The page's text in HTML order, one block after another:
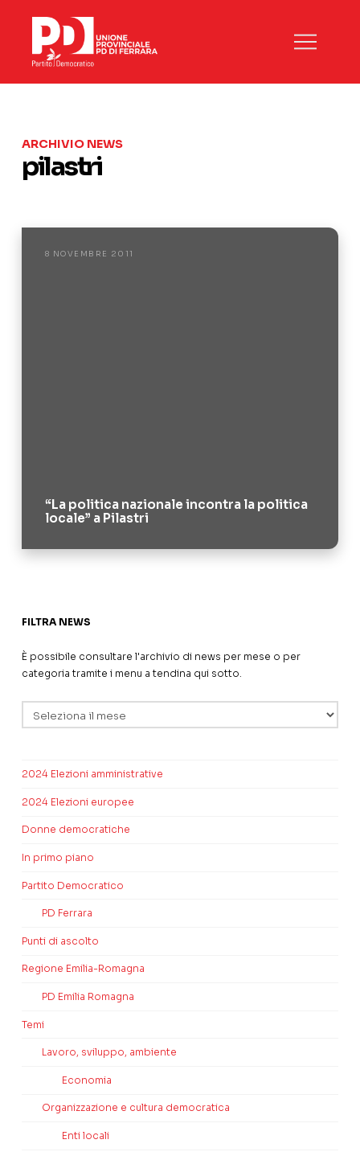
ARCHIVIO NEWS
pilastri
8 NOVEMBRE 2011
“La politica nazionale incontra la politica
locale” a Pilastri
FILTRA NEWS
È possibile consultare l'archivio di news per mese o per
categoria tramite i menu a tendina qui sotto.
2024 Elezioni amministrative
2024 Elezioni europee
Donne democratiche
In primo piano
Partito Democratico
PD Ferrara
Punti di ascolto
Regione Emilia-Romagna
PD Emilia Romagna
Temi
Lavoro, sviluppo, ambiente
Economia
Organizzazione e cultura democratica
Enti locali